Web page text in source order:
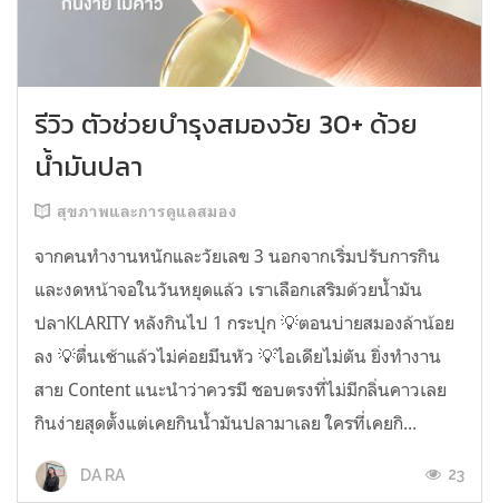
รีวิว ตัวช่วยบำรุงสมองวัย 30+ ด้วย
น้ำมันปลา
สุขภาพและการดูแลสมอง
จากคนทำงานหนักและวัยเลข 3 นอกจากเริ่มปรับการกิน
และงดหน้าจอในวันหยุดแล้ว เราเลือกเสริมด้วยน้ำมัน
ปลาKLARITY หลังกินไป 1 กระปุก 💡ตอนบ่ายสมองล้าน้อย
ลง 💡ตื่นเช้าแล้วไม่ค่อยมึนหัว 💡ไอเดียไม่ตัน ยิ่งทำงาน
สาย Content แนะนำว่าควรมี ชอบตรงที่ไม่มีกลิ่นคาวเลย
กินง่ายสุดตั้งแต่เคยกินน้ำมันปลามาเลย ใครที่เคยกิ...
DA RA 23